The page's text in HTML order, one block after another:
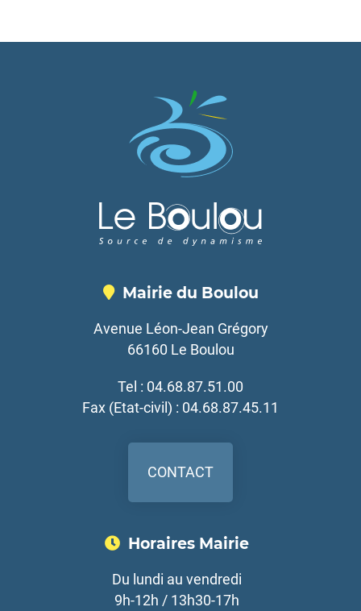
Mairie du Boulou
Avenue Léon-Jean Grégory
66160 Le Boulou
Tel : 04.68.87.51.00
Fax (Etat-civil) : 04.68.87.45.11
CONTACT
Horaires Mairie
Du lundi au vendredi
9h-12h / 13h30-17h